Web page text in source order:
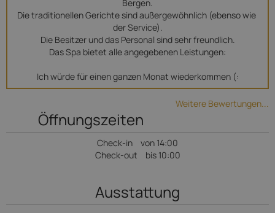
Bergen.
Die traditionellen Gerichte sind außergewöhnlich (ebenso wie
der Service).
Die Besitzer und das Personal sind sehr freundlich.
Das Spa bietet alle angegebenen Leistungen:
Ich würde für einen ganzen Monat wiederkommen (:
Weitere Bewertungen...
Öffnungszeiten
Check-in
von 14:00
Check-out
bis 10:00
Ausstattung